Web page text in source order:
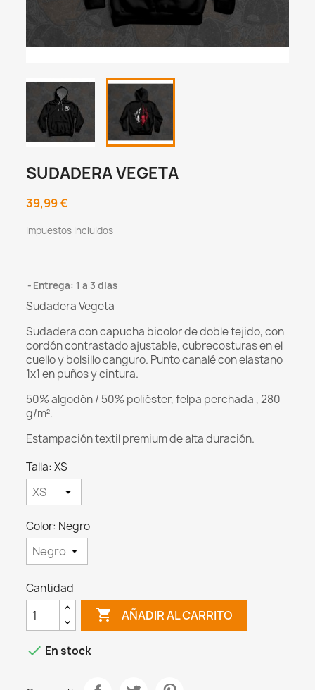
SUDADERA VEGETA
39,99 €
Impuestos incluidos
Entrega: 1 a 3 dias
Sudadera Vegeta
Sudadera con capucha bicolor de doble tejido, con
cordón contrastado ajustable, cubrecosturas en el
cuello y bolsillo canguro. Punto canalé con elastano
1x1 en puños y cintura.
50% algodón / 50% poliéster, felpa perchada , 280
g/m².
Estampación textil premium de alta duración.
Talla: XS
Color: Negro
Cantidad
 AÑADIR AL CARRITO
 En stock